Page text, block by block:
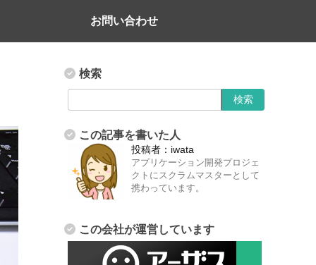
お問い合わせ
検索
この記事を書いた人
投稿者： iwata
アプリケーション開発プロジェ
クトにスクラムマスターとして
携わっています。
この会社が運営しています